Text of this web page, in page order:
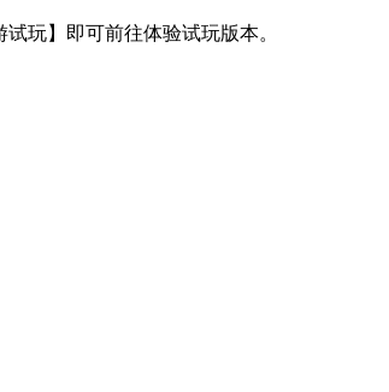
玩】即可前往体验试玩版本。